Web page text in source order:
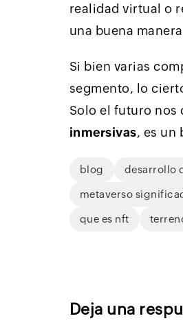
realidad virtual o
una buena
Si bien varias
segmento, lo
Solo el futuro nos
inmersivas, es un
blog desarrollo
metaverso
que es nft
Deja una